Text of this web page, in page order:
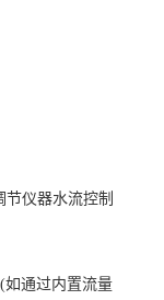
仪器水流控制
通过内置流量